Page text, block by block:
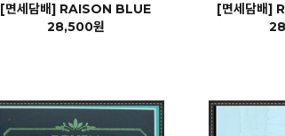
[면세담배] RAISON BLUE
28,500원
[면세담배]